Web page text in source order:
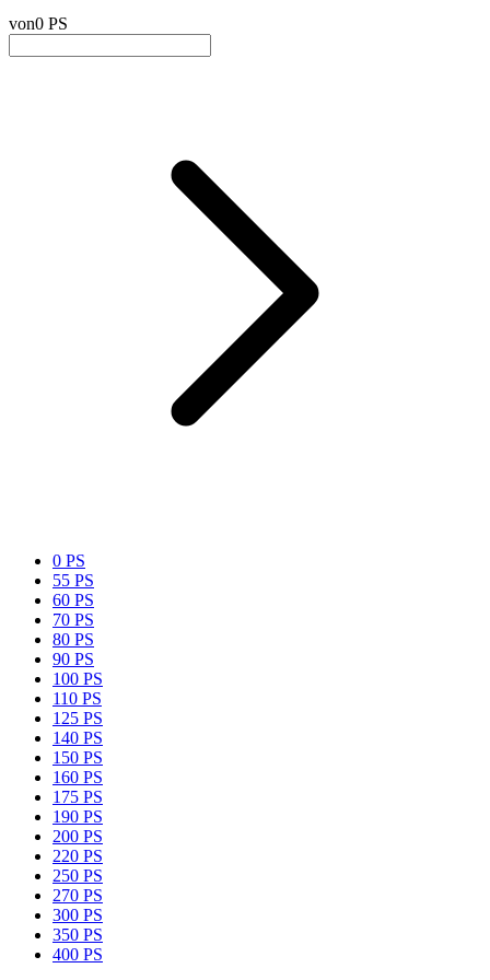
von0 PS
0 PS
55 PS
60 PS
70 PS
80 PS
90 PS
100 PS
110 PS
125 PS
140 PS
150 PS
160 PS
175 PS
190 PS
200 PS
220 PS
250 PS
270 PS
300 PS
350 PS
400 PS